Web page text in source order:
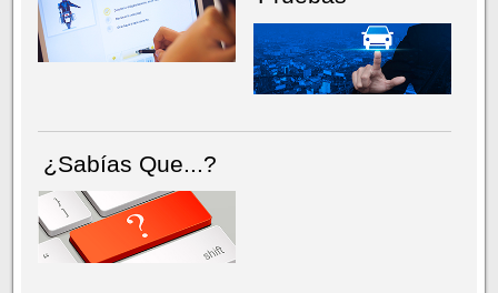
¿Sabías Que...?